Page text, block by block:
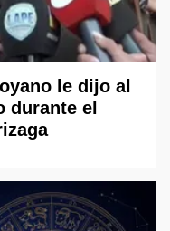
le dijo al
durante el